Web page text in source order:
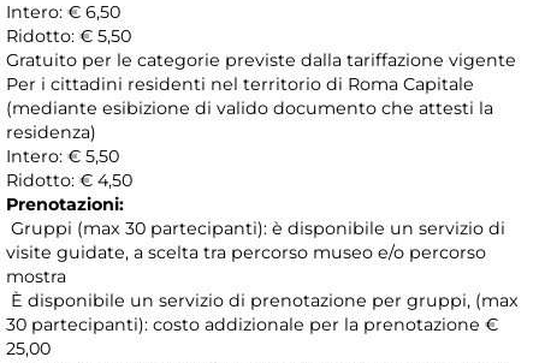
Intero: € 6,50
Ridotto: € 5,50
Gratuito per le categorie previste dalla tariffazione vigente
Per i cittadini residenti nel territorio di Roma Capitale
(mediante esibizione di valido documento che attesti la
residenza)
Intero: € 5,50
Ridotto: € 4,50
Prenotazioni:
Gruppi (max 30 partecipanti): è disponibile un servizio di
visite guidate, a scelta tra percorso museo e/o percorso
mostra
È disponibile un servizio di prenotazione per gruppi, (max
30 partecipanti): costo addizionale per la prenotazione €
25,00